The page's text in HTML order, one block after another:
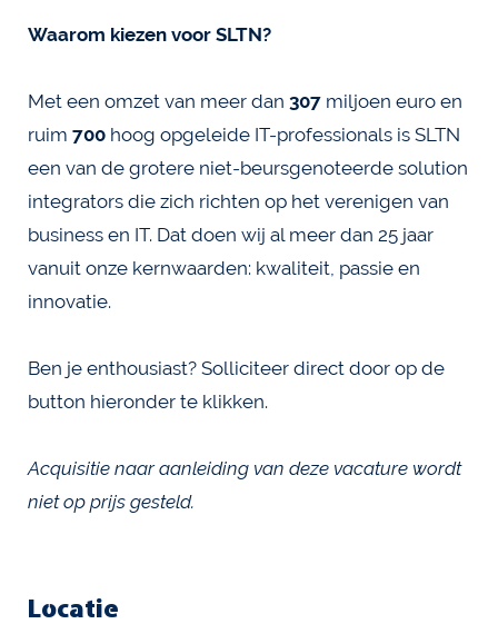
Waarom kiezen voor SLTN?
Met een omzet van meer dan 307 miljoen euro en
ruim 700 hoog opgeleide IT-professionals is SLTN
een van de grotere niet-beursgenoteerde solution
integrators die zich richten op het verenigen van
business en IT. Dat doen wij al meer dan 25 jaar
vanuit onze kernwaarden: kwaliteit, passie en
innovatie.
Ben je enthousiast? Solliciteer direct door op de
button hieronder te klikken.
Acquisitie naar aanleiding van deze vacature wordt
niet op prijs gesteld.
Locatie